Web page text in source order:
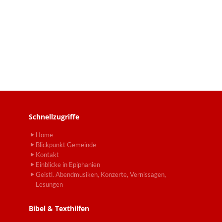
Schnellzugriffe
Home
Blickpunkt Gemeinde
Kontakt
Einblicke in Epiphanien
Geistl. Abendmusiken, Konzerte, Vernissagen,
Lesungen
Bibel & Texthilfen